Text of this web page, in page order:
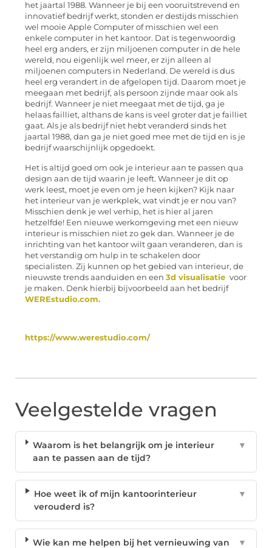
het jaartal 1988. Wanneer je bij een vooruitstrevend en
innovatief bedrijf werkt, stonden er destijds misschien
wel mooie Apple Computer of misschien wel een
enkele computer in het kantoor. Dat is tegenwoordig
heel erg anders, er zijn miljoenen computer in de hele
wereld, nou eigenlijk wel meer, er zijn alleen al
miljoenen computers in Nederland. De wereld is dus
heel erg verandert in de afgelopen tijd. Daarom moet je
meegaan met bedrijf, als persoon zijnde maar ook als
bedrijf. Wanneer je niet meegaat met de tijd, ga je
helaas failliet, althans de kans is veel groter dat je failliet
gaat. Als je als bedrijf niet hebt veranderd sinds het
jaartal 1988, dan ga je niet goed mee met de tijd en is je
bedrijf waarschijnlijk opgedoekt.
Het is altijd goed om ook je interieur aan te passen qua
design aan de tijd waarin je leeft. Wanneer je dit op
werk leest, moet je even om je heen kijken? Kijk naar
het interieur van je werkplek, wat vindt je er nou van?
Misschien denk je wel verhip, het is hier al jaren
hetzelfde! Een nieuwe werkomgeving met een nieuw
interieur is misschien niet zo gek dan. Wanneer je de
inrichting van het kantoor wilt gaan veranderen, dan is
het verstandig om hulp in te schakelen door
specialisten. Zij kunnen op het gebied van interieur, de
nieuwste trends aanduiden en een 3d visualisatie voor
je maken. Denk hierbij bijvoorbeeld aan het bedrijf
WEREstudio.com.
https://www.werestudio.com/
Veelgestelde vragen
Waarom is het belangrijk om je interieur
aan te passen aan de tijd?
▼
Hoe weet ik of mijn kantoorinterieur
verouderd is?
▼
Wie kan me helpen bij het vernieuwing van
▼